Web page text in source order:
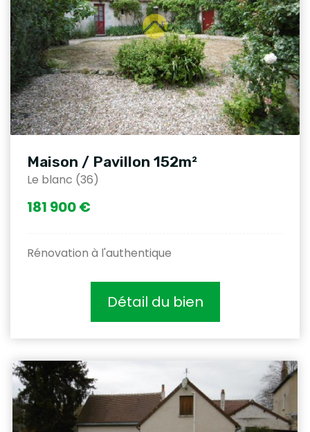
Maison / Pavillon 152m²
Le blanc (36)
181 900 €
Rénovation à l'authentique
Détail du bien